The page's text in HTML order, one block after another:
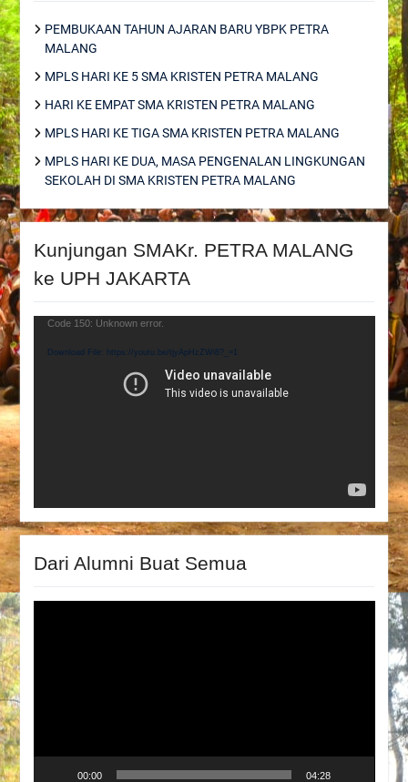
PEMBUKAAN TAHUN AJARAN BARU YBPK PETRA
MALANG
MPLS HARI KE 5 SMA KRISTEN PETRA MALANG
HARI KE EMPAT SMA KRISTEN PETRA MALANG
MPLS HARI KE TIGA SMA KRISTEN PETRA MALANG
MPLS HARI KE DUA, MASA PENGENALAN LINGKUNGAN
SEKOLAH DI SMA KRISTEN PETRA MALANG
Kunjungan SMAKr. PETRA MALANG
ke UPH JAKARTA
Video
Code 150: Unknown error.
Download File: https://youtu.be/tjyApHzZWi8?_=1
Dari Alumni Buat Semua
00:00 04:28